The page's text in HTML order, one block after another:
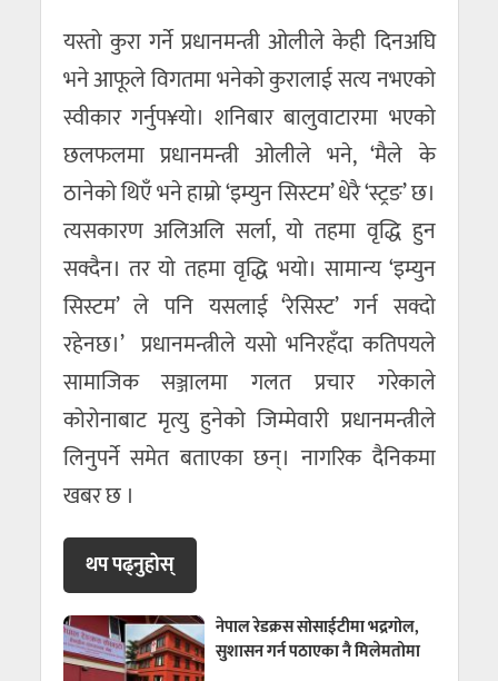
यस्तो कुरा गर्ने प्रधानमन्त्री ओलीले केही दिनअघि
भने आफूले विगतमा भनेको कुरालाई सत्य नभएको
स्वीकार गर्नुप¥यो। शनिबार बालुवाटारमा भएको
छलफलमा प्रधानमन्त्री ओलीले भने, ‘मैले के
ठानेको थिएँ भने हाम्रो ‘इम्युन सिस्टम’ धेरै ‘स्ट्रङ’ छ।
त्यसकारण अलिअलि सर्ला, यो तहमा वृद्धि हुन
सक्दैन। तर यो तहमा वृद्धि भयो। सामान्य ‘इम्युन
सिस्टम’ ले पनि यसलाई ‘रेसिस्ट’ गर्न सक्दो
रहेनछ।’ प्रधानमन्त्रीले यसो भनिरहँदा कतिपयले
सामाजिक सञ्जालमा गलत प्रचार गरेकाले
कोरोनाबाट मृत्यु हुनेको जिम्मेवारी प्रधानमन्त्रीले
लिनुपर्ने समेत बताएका छन्। नागरिक दैनिकमा
खबर छ ।
थप पढ्नुहाेस्
नेपाल रेडक्रस सोसाईटीमा भद्रगोल,
सुशासन गर्न पठाएका नै मिलेमतोमा